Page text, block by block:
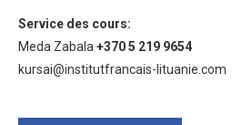
Service des cours:
Meda Zabala+370 5 219 9654
kursai@institutfrancais-lituanie.com